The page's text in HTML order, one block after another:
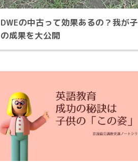
DWEの中古って効果あるの？我が子
の成果を大公開